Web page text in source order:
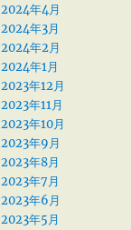
2024年4月
2024年3月
2024年2月
2024年1月
2023年12月
2023年11月
2023年10月
2023年9月
2023年8月
2023年7月
2023年6月
2023年5月